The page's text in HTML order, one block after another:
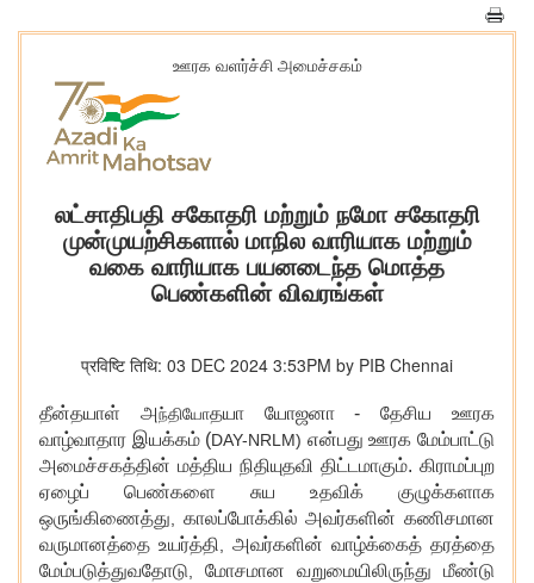
ஊரக வளர்ச்சி அமைச்சகம்
லட்சாதிபதி சகோதரி மற்றும் நமோ சகோதரி
முன்முயற்சிகளால் மாநில வாரியாக மற்றும்
வகை வாரியாக பயனடைந்த மொத்த
பெண்களின் விவரங்கள்
प्रविष्टि तिथि: 03 DEC 2024 3:53PM by PIB Chennai
தீன்தயாள் அந்தியோதயா யோஜனா - தேசிய ஊரக
வாழ்வாதார இயக்கம் (DAY-NRLM) என்பது ஊரக மேம்பாட்டு
அமைச்சகத்தின் மத்திய நிதியுதவி திட்டமாகும். கிராமப்புற
ஏழைப் பெண்களை சுய உதவிக் குழுக்களாக
ஒருங்கிணைத்து, காலப்போக்கில் அவர்களின் கணிசமான
வருமானத்தை உயர்த்தி, அவர்களின் வாழ்க்கைத் தரத்தை
மேம்படுத்துவதோடு, மோசமான வறுமையிலிருந்து மீண்டு